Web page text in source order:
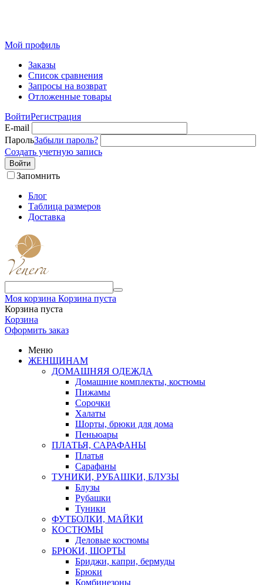
Мой профиль
Заказы
Список сравнения
Запросы на возврат
Отложенные товары
ВойтиРегистрация
E-mail
ПарольЗабыли пароль?
Создать учетную запись
Войти
Запомнить
Блог
Таблица размеров
Доставка
Моя корзина Корзина пуста
Корзина пуста
Корзина
Оформить заказ
Меню
ЖЕНЩИНАМ
ДОМАШНЯЯ ОДЕЖДА
Домашние комплекты, костюмы
Пижамы
Сорочки
Халаты
Шорты, брюки для дома
Пеньюары
ПЛАТЬЯ, САРАФАНЫ
Платья
Сарафаны
ТУНИКИ, РУБАШКИ, БЛУЗЫ
Блузы
Рубашки
Туники
ФУТБОЛКИ, МАЙКИ
КОСТЮМЫ
Деловые костюмы
БРЮКИ, ШОРТЫ
Бриджи, капри, бермуды
Брюки
Комбинезоны